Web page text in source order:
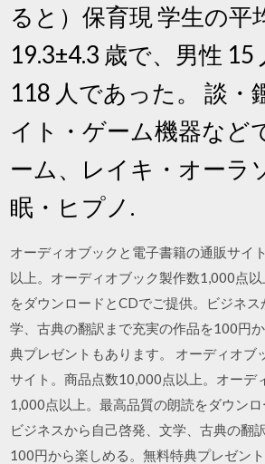
ると）保育現 学生の平
19.3±4.3 歳で、男性 15
118 人であった。 談・
イト・ゲーム機器など
ーム、レイキ・オーラ
眠・ヒプノ.
オーディオブックと電子書籍の通販サイ
以上。オーディオブック製作数1,000点
をダウンロードとCDでご提供。ビジネ
学、古典の翻訳まで充実の作品を100円
典プレゼントもあります。 オーディオブ
サイト。商品点数10,000点以上。オーデ
1,000点以上。最高品質の朗読をダウンロ
ビジネスから自己啓発、文学、古典の翻
100円から楽しめる。無料特典プレゼント